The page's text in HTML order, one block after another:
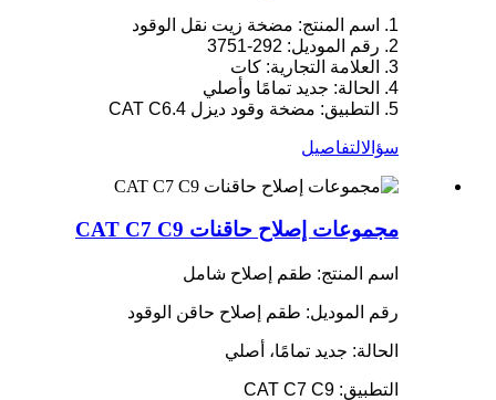
1. اسم المنتج: مضخة زيت نقل الوقود
2. رقم الموديل: 292-3751
3. العلامة التجارية: كات
4. الحالة: جديد تمامًا وأصلي
5. التطبيق: مضخة وقود ديزل CAT C6.4
سؤالالتفاصيل
مجموعات إصلاح حاقنات CAT C7 C9
اسم المنتج: طقم إصلاح شامل
رقم الموديل: طقم إصلاح حاقن الوقود
الحالة: جديد تمامًا، أصلي
التطبيق: CAT C7 C9